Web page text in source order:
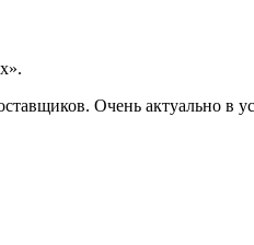
Очень актуально в